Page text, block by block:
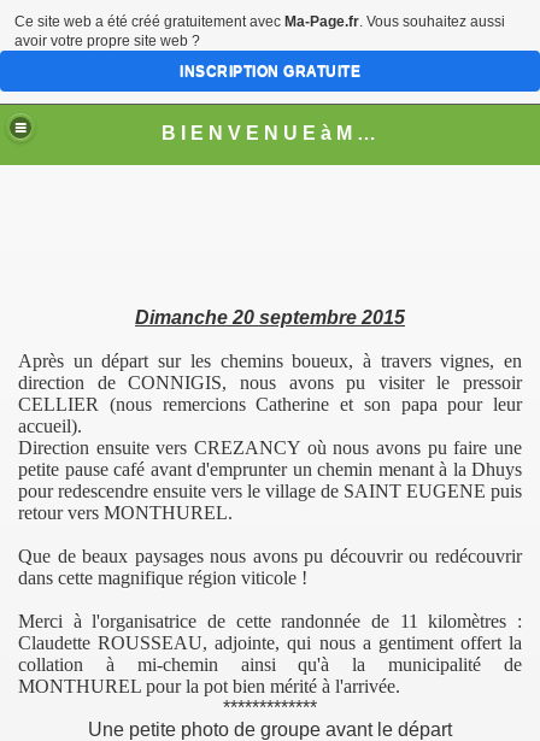
B I E N V E N U E à M O N T H U R E L
Dimanche 20 septembre 2015
Après un départ sur les chemins boueux, à travers vignes, en
direction de CONNIGIS, nous avons pu visiter le pressoir
CELLIER (nous remercions Catherine et son papa pour leur
accueil).
Direction ensuite vers CREZANCY où nous avons pu faire une
petite pause café avant d'emprunter un chemin menant à la Dhuys
pour redescendre ensuite vers le village de SAINT EUGENE puis
retour vers MONTHUREL.
Que de beaux paysages nous avons pu découvrir ou redécouvrir
dans cette magnifique région viticole !
Merci à l'organisatrice de cette randonnée de 11 kilomètres :
Claudette ROUSSEAU, adjointe, qui nous a gentiment offert la
collation à mi-chemin ainsi qu'à la municipalité de
MONTHUREL pour la pot bien mérité à l'arrivée.
*************
Une petite photo de groupe avant le départ
Ce site web a été créé gratuitement avec Ma-Page.fr. Vous souhaitez aussi
avoir votre propre site web ?
INSCRIPTION GRATUITE